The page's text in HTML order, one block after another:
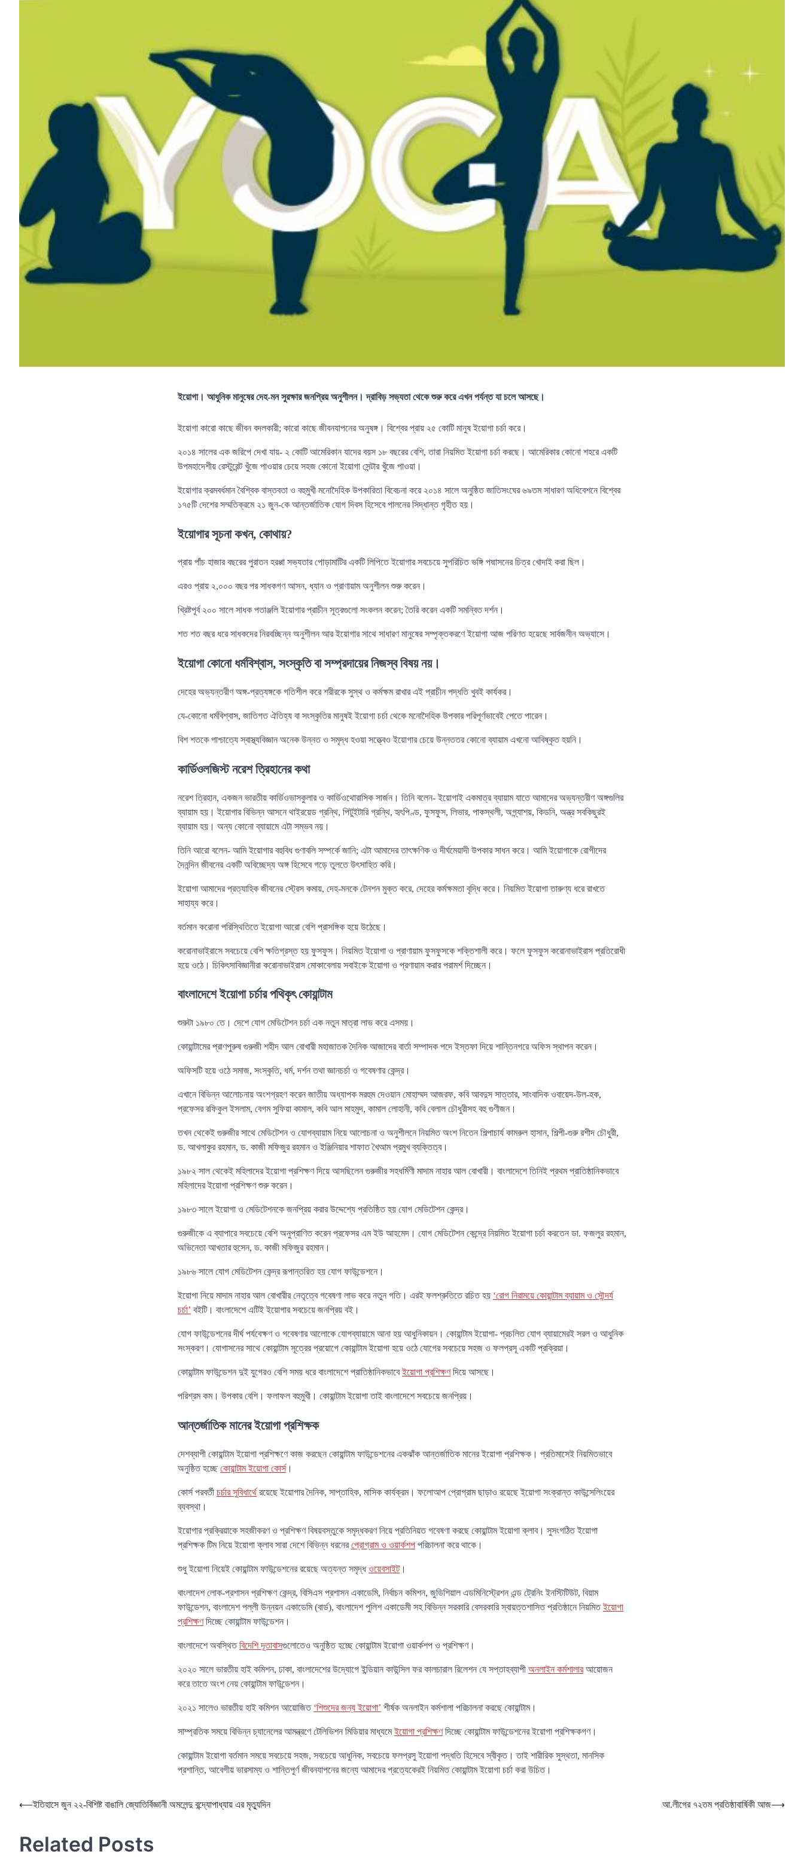
ইয়োগা। আধুনিক মানুষের দেহ-মন সুরক্ষার জনপ্রিয় অনুশীলন। দ্রাবিড় সভ্যতা থেকে শুরু করে এখন পর্যন্ত যা চলে আসছে।
ইয়োগা কারো কাছে জীবন বদলকারী; কারো কাছে জীবনযাপনের অনুষঙ্গ। বিশ্বের প্রায় ২৫ কোটি মানুষ ইয়োগা চর্চা করে।
২০১৪ সালের এক জরিপে দেখা যায়- ২ কোটি আমেরিকান যাদের বয়স ১৮ বছরের বেশি, তারা নিয়মিত ইয়োগা চর্চা করছে। আমেরিকার কোনো শহরে একটি
উপমহাদেশীয় রেস্টুরেন্ট খুঁজে পাওয়ার চেয়ে সহজ কোনো ইয়োগা সেন্টার খুঁজে পাওয়া।
ইয়োগার ক্রমবর্ধমান বৈশ্বিক বাস্তবতা ও বহুমুখী মনোদৈহিক উপকারিতা বিবেচনা করে ২০১৪ সালে অনুষ্ঠিত জাতিসংঘের ৬৯তম সাধারণ অধিবেশনে বিশ্বের
১৭৫টি দেশের সম্মতিক্রমে ২১ জুন-কে আন্তর্জাতিক যোগ দিবস হিসেবে পালনের সিদ্ধান্ত গৃহীত হয়।
ইয়োগার সূচনা কখন, কোথায়?
প্রায় পাঁচ হাজার বছরের পুরাতন হরপ্পা সভ্যতার পোড়ামাটির একটি লিপিতে ইয়োগার সবচেয়ে সুপরিচিত ভঙ্গি পদ্মাসনের চিত্র খোদাই করা ছিল।
এরও প্রায় ২,০০০ বছর পর সাধকগণ আসন, ধ্যান ও প্রাণায়াম অনুশীলন শুরু করেন।
খ্রিষ্টপূর্ব ২০০ সালে সাধক পতাঞ্জলি ইয়োগার প্রাচীন সূত্রগুলো সংকলন করেন; তৈরি করেন একটি সমন্বিত দর্শন।
শত শত বছর ধরে সাধকদের নিরবচ্ছিন্ন অনুশীলন আর ইয়োগার সাথে সাধারণ মানুষের সম্পৃক্তকরণে ইয়োগা আজ পরিণত হয়েছে সার্বজনীন অভ্যাসে।
ইয়োগা কোনো ধর্মবিশ্বাস, সংস্কৃতি বা সম্প্রদায়ের নিজস্ব বিষয় নয়।
দেহের অভ্যন্তরীণ অঙ্গ-প্রত্যঙ্গকে গতিশীল করে শরীরকে সুস্থ ও কর্মক্ষম রাখার এই প্রাচীন পদ্ধতি খুবই কার্যকর।
যে-কোনো ধর্মবিশ্বাস, জাতিগত ঐতিহ্য বা সংস্কৃতির মানুষই ইয়োগা চর্চা থেকে মনোদৈহিক উপকার পরিপূর্ণভাবেই পেতে পারেন।
বিশ শতকে পাশ্চাত্যে স্বাস্থ্যবিজ্ঞান অনেক উন্নত ও সমৃদ্ধ হওয়া সত্ত্বেও ইয়োগার চেয়ে উন্নততর কোনো ব্যায়াম এখনো আবিষ্কৃত হয়নি।
কার্ডিওলজিস্ট নরেশ ত্রিহানের কথা
নরেশ ত্রিহান, একজন ভারতীয় কার্ডিওভাসকুলার ও কার্ডিওথোরাসিক সার্জন। তিনি বলেন- ইয়োগাই একমাত্র ব্যায়াম যাতে আমাদের অভ্যন্তরীণ অঙ্গগুলির
ব্যায়াম হয়। ইয়োগার বিভিন্ন আসনে থাইরয়েড গ্রন্থি, পিটুইটারি গ্রন্থি, হৃৎপিণ্ড, ফুসফুস, লিভার, পাকস্থলী, অগ্ন্যাশয়, কিডনি, অন্ত্র সবকিছুরই
ব্যায়াম হয়। অন্য কোনো ব্যায়ামে এটা সম্ভব নয়।
তিনি আরো বলেন- আমি ইয়োগার বহুবিধ গুণাবলি সম্পর্কে জানি; এটা আমাদের তাৎক্ষণিক ও দীর্ঘমেয়াদী উপকার সাধন করে। আমি ইয়োগাকে রোগীদের
দৈনন্দিন জীবনের একটি অবিচ্ছেদ্য অঙ্গ হিসেবে গড়ে তুলতে উৎসাহিত করি।
ইয়োগা আমাদের প্রত্যাহিক জীবনের স্ট্রেস কমায়, দেহ-মনকে টেনশন মুক্ত করে, দেহের কর্মক্ষমতা বৃদ্ধি করে। নিয়মিত ইয়োগা তারুণ্য ধরে রাখতে
সাহায্য করে।
বর্তমান করোনা পরিস্থিতিতে ইয়োগা আরো বেশি প্রাসঙ্গিক হয়ে উঠেছে।
করোনাভাইরাসে সবচেয়ে বেশি ক্ষতিগ্রস্ত হয় ফুসফুস। নিয়মিত ইয়োগা ও প্রাণায়াম ফুসফুসকে শক্তিশালী করে। ফলে ফুসফুস করোনাভাইরাস প্রতিরোধী
হয়ে ওঠে। চিকিৎসাবিজ্ঞানীরা করোনাভাইরাস মোকাবেলায় সবাইকে ইয়োগা ও প্রণায়াম করার পরামর্শ দিচ্ছেন।
বাংলাদেশে ইয়োগা চর্চার পথিকৃৎ কোয়ান্টাম
শুরুটা ১৯৮০ তে। দেশে যোগ মেডিটেশন চর্চা এক নতুন মাত্রা লাভ করে এসময়।
কোয়ান্টামের প্রাণপুরুষ গুরুজী শহীদ আল বোখারী মহাজাতক দৈনিক আজাদের বার্তা সম্পাদক পদে ইস্তফা দিয়ে শান্তিনগরে অফিস স্থাপন করেন।
অফিসটি হয়ে ওঠে সমাজ, সংস্কৃতি, ধর্ম, দর্শন তথা জ্ঞানচর্চা ও গবেষণার কেন্দ্র।
এখানে বিভিন্ন আলোচনায় অংশগ্রহণ করেন জাতীয় অধ্যাপক মরহুম দেওয়ান মোহাম্মদ আজরফ, কবি আবদুস সাত্তার, সাংবাদিক ওবায়েদ-উল-হক,
প্রফেসর রফিকুল ইসলাম, বেগম সুফিয়া কামাল, কবি আল মাহমুদ, কামাল লোহানী, কবি বেলাল চৌধুরীসহ বহু গুণীজন।
তখন থেকেই গুরুজীর সাথে মেডিটেশন ও যোগব্যায়াম নিয়ে আলোচনা ও অনুশীলনে নিয়মিত অংশ নিতেন শিল্পাচার্য কামরুল হাসান, শিল্পী-গুরু রশীদ চৌধুরী,
ড. আখলাকুর রহমান, ড. কাজী মফিজুর রহমান ও ইঞ্জিনিয়ার শাফাত খৈআম প্রমুখ ব্যক্তিত্ব।
১৯৮২ সাল থেকেই মহিলাদের ইয়োগা প্রশিক্ষণ দিয়ে আসছিলেন গুরুজীর সহধর্মিণী মাদাম নাহার আল বোখারী। বাংলাদেশে তিনিই প্রথম প্রাতিষ্ঠানিকভাবে
মহিলাদের ইয়োগা প্রশিক্ষণ শুরু করেন।
১৯৮৩ সালে ইয়োগা ও মেডিটেশনকে জনপ্রিয় করার উদ্দেশ্যে প্রতিষ্ঠিত হয় যোগ মেডিটেশন কেন্দ্র।
গুরুজীকে এ ব্যাপারে সবচেয়ে বেশি অনুপ্রাণিত করেন প্রফেসর এম ইউ আহমেদ। যোগ মেডিটেশন কেন্দ্রে নিয়মিত ইয়োগা চর্চা করতেন ডা. ফজলুর রহমান,
অভিনেতা আখতার হুসেন, ড. কাজী মফিজুর রহমান।
১৯৮৬ সালে যোগ মেডিটেশন কেন্দ্র রূপান্তরিত হয় যোগ ফাউন্ডেশনে।
ইয়োগা নিয়ে মাদাম নাহার আল বোখারীর নেতৃত্বে গবেষণা লাভ করে নতুন গতি। এরই ফলশ্রুতিতে রচিত হয় ‘রোগ নিরাময়ে কোয়ান্টাম ব্যায়াম ও সৌন্দর্য
চর্চা’ বইটি। বাংলাদেশে এটিই ইয়োগার সবচেয়ে জনপ্রিয় বই।
যোগ ফাউন্ডেশনের দীর্ঘ পর্যবেক্ষণ ও গবেষণার আলোকে যোগব্যায়ামে আনা হয় আধুনিকায়ন। কোয়ান্টাম ইয়োগা- প্রচলিত যোগ ব্যায়ামেরই সরল ও আধুনিক
সংস্করণ। যোগাসনের সাথে কোয়ান্টাম সূত্রের প্রয়োগে কোয়ান্টাম ইয়োগা হয়ে ওঠে যোগের সবচেয়ে সহজ ও ফলপ্রসূ একটি প্রক্রিয়া।
কোয়ান্টাম ফাউন্ডেশন দুই যুগেরও বেশি সময় ধরে বাংলাদেশে প্রাতিষ্ঠানিকভাবেইয়োগা প্রশিক্ষণদিয়ে আসছে।
পরিশ্রম কম। উপকার বেশি। ফলাফল বহুমুখী। কোয়ান্টাম ইয়োগা তাই বাংলাদেশে সবচেয়ে জনপ্রিয়।
আন্তর্জাতিক মানের ইয়োগা প্রশিক্ষক
দেশব্যাপী কোয়ান্টাম ইয়োগা প্রশিক্ষণে কাজ করছেন কোয়ান্টাম ফাউন্ডেশনের একঝাঁক আন্তর্জাতিক মানের ইয়োগা প্রশিক্ষক। প্রতিমাসেই নিয়মিতভাবে
অনুষ্ঠিত হচ্ছে কোয়ান্টাম ইয়োগা কোর্স ।
কোর্স পরবর্তী চর্চার সুবিধার্থে রয়েছে ইয়োগার দৈনিক, সাপ্তাহিক, মাসিক কার্যক্রম। ফলোআপ প্রোগ্রাম ছাড়াও রয়েছে ইয়োগা সংক্রান্ত কাউন্সেলিংয়ের
ব্যবস্থা।
ইয়োগার প্রক্রিয়াকে সহজীকরণ ও প্রশিক্ষণ বিষয়বস্তুকে সমৃদ্ধকরণ নিয়ে প্রতিনিয়ত গবেষণা করছে কোয়ান্টাম ইয়োগা ক্লাব। সুসংগঠিত ইয়োগা
প্রশিক্ষক টিম নিয়ে ইয়োগা ক্লাব সারা দেশে বিভিন্ন ধরনেরপ্রোগ্রাম ও ওয়ার্কশপ পরিচালনা করে থাকে।
শুধু ইয়োগা নিয়েই কোয়ান্টাম ফাউন্ডেশনের রয়েছে অত্যন্ত সমৃদ্ধওয়েবসাইট।
বাংলাদেশ লোক-প্রশাসন প্রশিক্ষণ কেন্দ্র, বিসিএস প্রশাসন একাডেমি, নির্বাচন কমিশন, জুডিশিয়াল এডমিনিস্ট্রেশন এন্ড ট্রেনিং ইনস্টিটিউট, বিয়াম
ফাউন্ডেশন, বাংলাদেশ পল্লী উন্নয়ন একাডেমি (বার্ড), বাংলাদেশ পুলিশ একাডেমী সহ বিভিন্ন সরকারি বেসরকারি স্বায়ত্তশাসিত প্রতিষ্ঠানে নিয়মিতইয়োগা
প্রশিক্ষণদিচ্ছে কোয়ান্টাম ফাউন্ডেশন।
বাংলাদেশে অবস্থিতবিদেশি দূতাবাসগুলোতেও অনুষ্ঠিত হচ্ছে কোয়ান্টাম ইয়োগা ওয়ার্কশপ ও প্রশিক্ষণ।
২০২০ সালে ভারতীয় হাই কমিশন, ঢাকা, বাংলাদেশের উদ্যোগে ইন্ডিয়ান কাউন্সিল ফর কালচারাল রিলেশন যে সপ্তাহব্যাপী অনলাইন কর্মশালারআয়োজন
করে তাতে অংশ নেয় কোয়ান্টাম ফাউন্ডেশন।
২০২১ সালেও ভারতীয় হাই কমিশন আয়োজিত ‘শিশুদের জন্য ইয়োগা’ শীর্ষক অনলাইন কর্মশালা পরিচালনা করছে কোয়ান্টাম।
সাম্প্রতিক সময়ে বিভিন্ন চ্যানেলের আমন্ত্রণে টেলিভিশন মিডিয়ার মাধ্যমেইয়োগা প্রশিক্ষণদিচ্ছে কোয়ান্টাম ফাউন্ডেশনের ইয়োগা প্রশিক্ষকগণ।
কোয়ান্টাম ইয়োগা বর্তমান সময়ে সবচেয়ে সহজ, সবচেয়ে আধুনিক, সবচেয়ে ফলপ্রসু ইয়োগা পদ্ধতি হিসেবে স্বীকৃত। তাই শারীরিক সুস্থতা, মানসিক
প্রশান্তি, আবেগীয় ভারসাম্য ও শান্তিপূর্ণ জীবনযাপনের জন্যে আমাদের প্রত্যেকেরই নিয়মিত কোয়ান্টাম ইয়োগা চর্চা করা উচিত।
Post
⟵ইতিহাসে জুন ২২-বিশিষ্ট বাঙালি জ্যোতির্বিজ্ঞানী অমলেন্দু বন্দ্যোপাধ্যায় এর মৃত্যুদিন আ.লীগের ৭২তম প্রতিষ্ঠাবার্ষিকী আজ⟶
Related Posts